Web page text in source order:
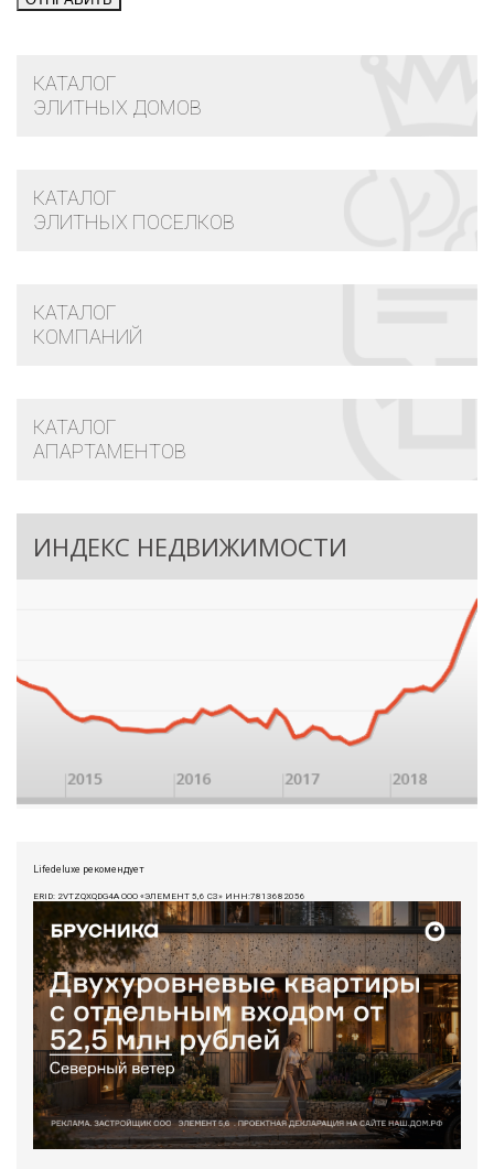
КАТАЛОГ
ЭЛИТНЫХ ДОМОВ
КАТАЛОГ
ЭЛИТНЫХ ПОСЕЛКОВ
КАТАЛОГ
КОМПАНИЙ
КАТАЛОГ
АПАРТАМЕНТОВ
ИНДЕКС НЕДВИЖИМОСТИ
Lifedeluxe рекомендует
ERID: 2VTZQXQDG4A ООО «ЭЛЕМЕНТ 5,6 СЗ» ИНН:7813682056